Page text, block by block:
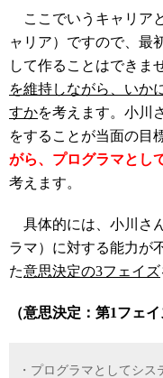
ここでいうキャリア
ャリア）ですので、最
して作ることはできま
を維持しながら、いか
すかを考えます。小川
をすることが当面の目
がら、プログラマとし
考えます。
具体的には、小川さ
ラマ）に対する能力が
た意思決定の3フェイズ
（意思決定：第1フェイ
・プログラマとしてシス